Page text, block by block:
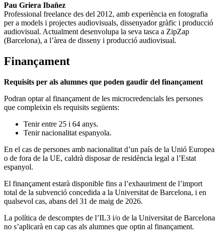
Pau Griera Ibañez
Professional freelance des del 2012, amb experiència en fotografia
per a models i projectes audiovisuals, dissenyador gràfic i producció
audiovisual. Actualment desenvolupa la seva tasca a ZipZap
(Barcelona), a l’àrea de disseny i producció audiovisual.
Finançament
Requisits per als alumnes que poden gaudir del finançament
Podran optar al finançament de les microcredencials les persones
que compleixin els requisits següents:
Tenir entre 25 i 64 anys.
Tenir nacionalitat espanyola.
En el cas de persones amb nacionalitat d’un país de la Unió Europea
o de fora de la UE, caldrà disposar de residència legal a l’Estat
espanyol.
El finançament estarà disponible fins a l’exhauriment de l’import
total de la subvenció concedida a la Universitat de Barcelona, i en
qualsevol cas, abans del 31 de maig de 2026.
La política de descomptes de l’IL3 i/o de la Universitat de Barcelona
no s’aplicarà en cap cas als alumnes que optin al finançament.